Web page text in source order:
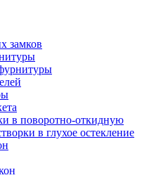
замков
в поворотно-откидную
в глухое остекление